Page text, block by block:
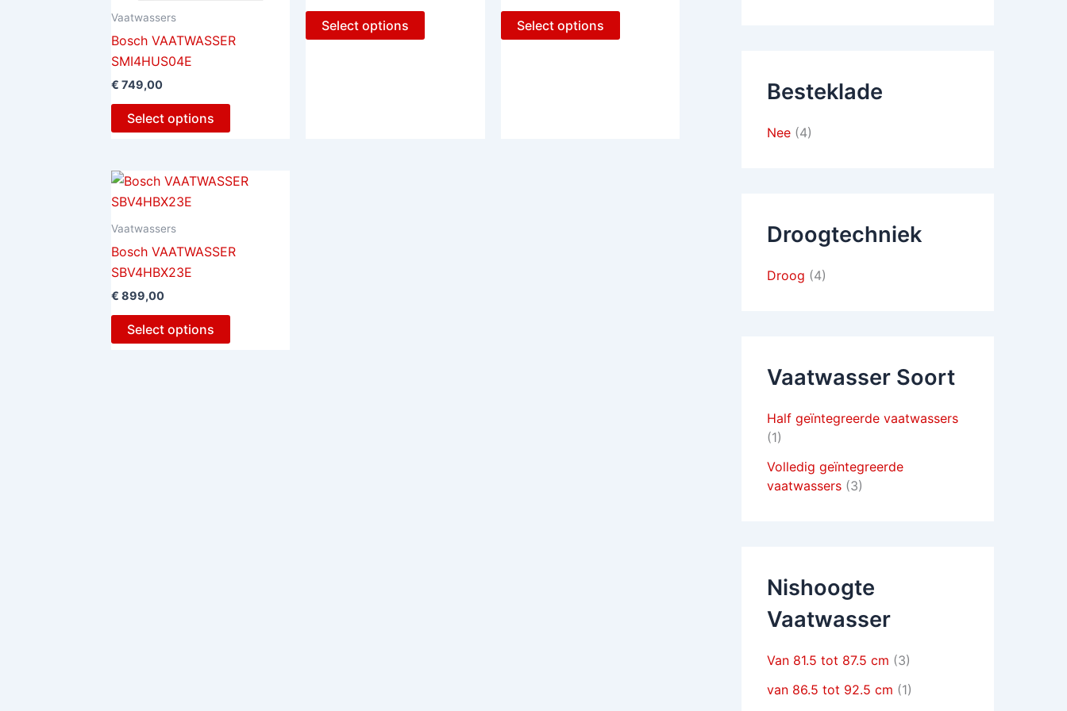
Vaatwassers
Bosch VAATWASSER
SMI4HUS04E
€ 749,00
Select options
Select options Select options
Vaatwassers
Bosch VAATWASSER
SBV4HBX23E
€ 899,00
Select options
Besteklade
Nee (4)
Droogtechniek
Droog (4)
Vaatwasser Soort
Half geïntegreerde vaatwassers
(1)
Volledig geïntegreerde
vaatwassers (3)
Nishoogte
Vaatwasser
Van 81.5 tot 87.5 cm (3)
van 86.5 tot 92.5 cm (1)